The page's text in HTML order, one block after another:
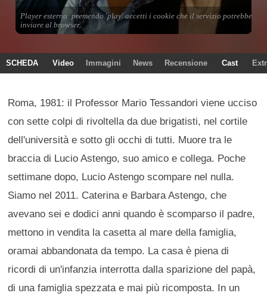
SCHEDA Video Immagini News Recensione Cast
Roma, 1981: il Professor Mario Tessandori viene ucciso
con sette colpi di rivoltella da due brigatisti, nel cortile
dell'università e sotto gli occhi di tutti. Muore tra le
braccia di Lucio Astengo, suo amico e collega. Poche
settimane dopo, Lucio Astengo scompare nel nulla.
Siamo nel 2011. Caterina e Barbara Astengo, che
avevano sei e dodici anni quando è scomparso il padre,
mettono in vendita la casetta al mare della famiglia,
oramai abbandonata da tempo. La casa è piena di
ricordi di un'infanzia interrotta dalla sparizione del papà,
di una famiglia spezzata e mai più ricomposta. In un